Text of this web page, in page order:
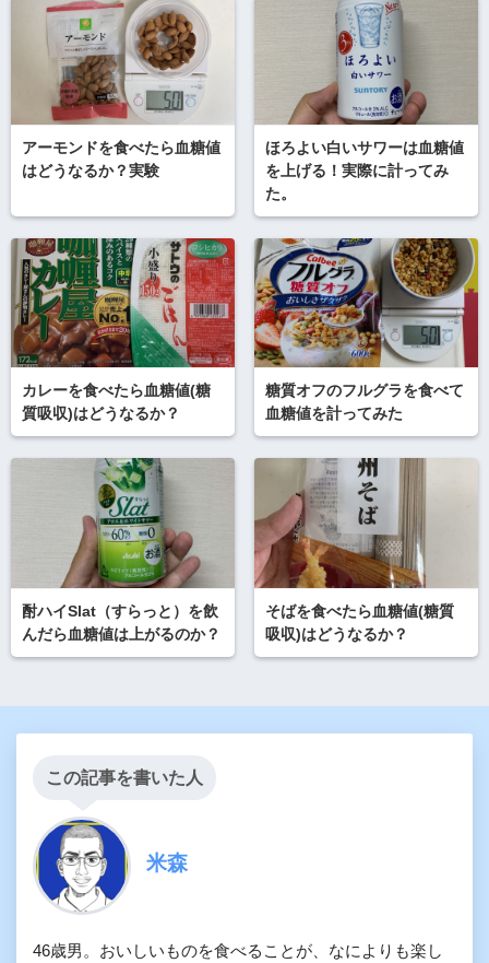
アーモンドを食べたら血糖値
はどうなるか？実験
ほろよい白いサワーは血糖値
を上げる！実際に計ってみ
た。
カレーを食べたら血糖値(糖
質吸収)はどうなるか？
糖質オフのフルグラを食べて
血糖値を計ってみた
酎ハイSlat（すらっと）を飲
んだら血糖値は上がるのか？
そばを食べたら血糖値(糖質
吸収)はどうなるか？
この記事を書いた人
米森
46歳男。おいしいものを食べることが、なによりも楽し